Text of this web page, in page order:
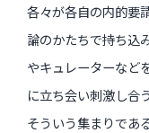
連載・コラム
近日開催のイベン
各々が各自の内的要
論のかたちで持ち込
やキュレーターなど
に立ち会い刺激し合
そういう集まりであ